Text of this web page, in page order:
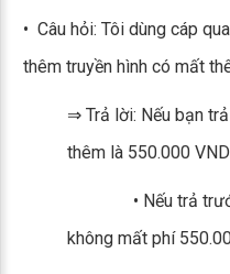
• Câu hỏi: Tôi dùng cáp
thêm truyền hình có mất
⇒ Trả lời: Nếu bạn
thêm là 550.000 VND
• Nếu trả trước
không mất phí